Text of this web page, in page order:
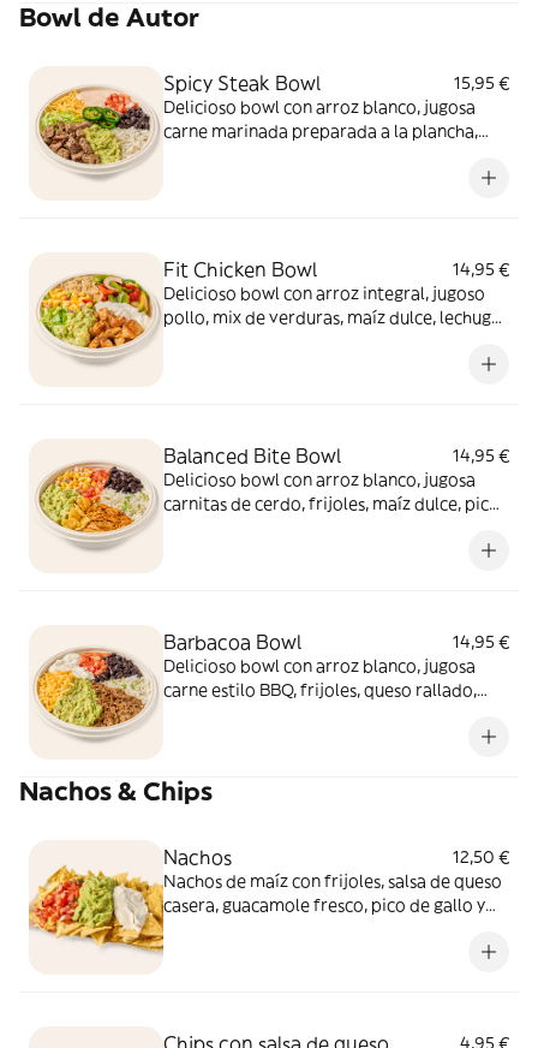
Bowl de Autor
Spicy Steak Bowl
15,95 €
Delicioso bowl con arroz blanco, jugosa
carne marinada preparada a la plancha,
Fit Chicken Bowl
14,95 €
Delicioso bowl con arroz integral, jugoso
pollo, mix de verduras, maíz dulce, lechuga,
¡Equilibrado, sabroso y listo para disfrutar!
Balanced Bite Bowl
14,95 €
Delicioso bowl con arroz blanco, jugosa
carnitas de cerdo, frijoles, maíz dulce, pico
Barbacoa Bowl
14,95 €
Delicioso bowl con arroz blanco, jugosa
carne estilo BBQ, frijoles, queso rallado,
Nachos & Chips
Nachos
12,50 €
Nachos de maíz con frijoles, salsa de queso
casera, guacamole fresco, pico de gallo y
Chips con salsa de queso 4,95 €